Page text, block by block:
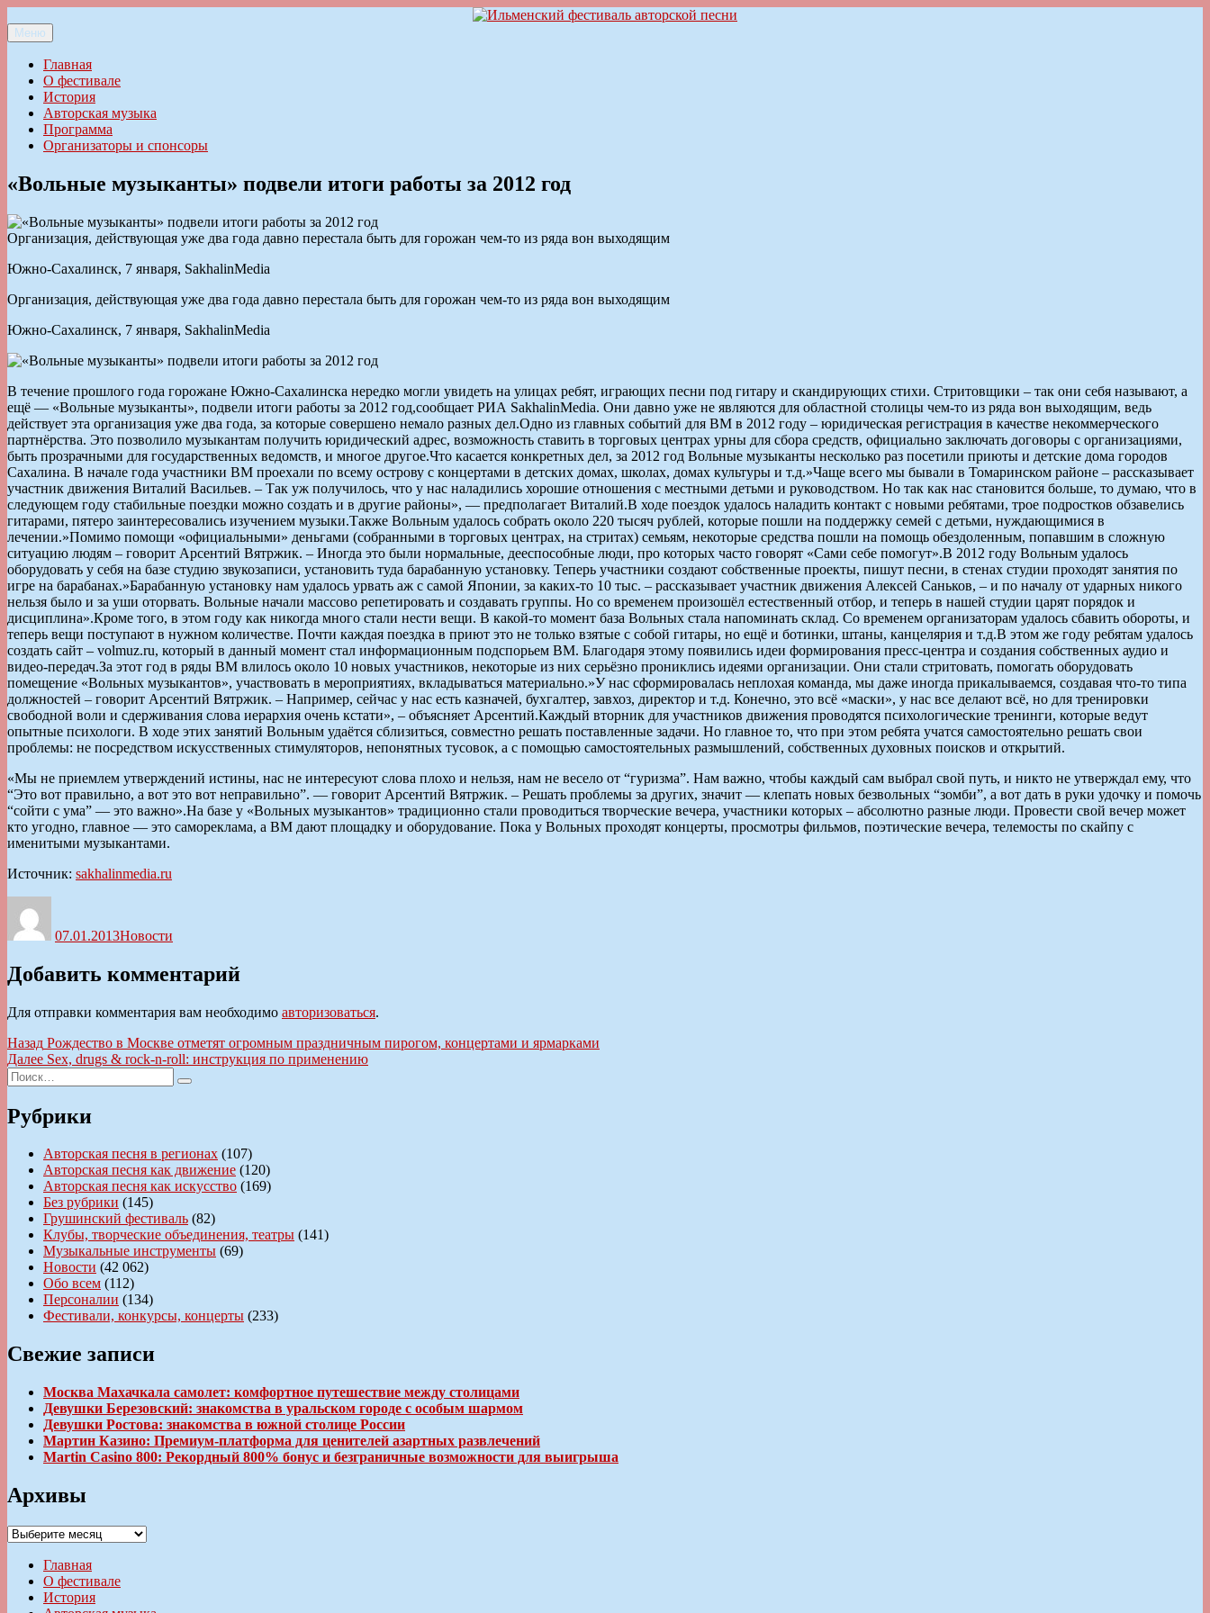
к
содержимому
Ильменский фестиваль авторской песни
Меню
Главная
О фестивале
История
Авторская музыка
Программа
Организаторы и спонсоры
«Вольные музыканты» подвели итоги работы за 2012 год
Организация, действующая уже два года давно перестала быть для горожан чем-то из ряда вон выходящим
Южно-Сахалинск, 7 января, SakhalinMedia
Организация, действующая уже два года давно перестала быть для горожан чем-то из ряда вон выходящим
Южно-Сахалинск, 7 января, SakhalinMedia
В течение прошлого года горожане Южно-Сахалинска нередко могли увидеть на улицах ребят, играющих песни под гитару и скандирующих стихи. Стритовщики – так они себя называют, а
ещё — «Вольные музыканты», подвели итоги работы за 2012 год,сообщает РИА SakhalinMedia. Они давно уже не являются для областной столицы чем-то из ряда вон выходящим, ведь
действует эта организация уже два года, за которые совершено немало разных дел.Одно из главных событий для ВМ в 2012 году – юридическая регистрация в качестве некоммерческого
партнёрства. Это позволило музыкантам получить юридический адрес, возможность ставить в торговых центрах урны для сбора средств, официально заключать договоры с организациями,
быть прозрачными для государственных ведомств, и многое другое.Что касается конкретных дел, за 2012 год Вольные музыканты несколько раз посетили приюты и детские дома городов
Сахалина. В начале года участники ВМ проехали по всему острову с концертами в детских домах, школах, домах культуры и т.д.»Чаще всего мы бывали в Томаринском районе – рассказывает
участник движения Виталий Васильев. – Так уж получилось, что у нас наладились хорошие отношения с местными детьми и руководством. Но так как нас становится больше, то думаю, что в
следующем году стабильные поездки можно создать и в другие районы», — предполагает Виталий.В ходе поездок удалось наладить контакт с новыми ребятами, трое подростков обзавелись
гитарами, пятеро заинтересовались изучением музыки.Также Вольным удалось собрать около 220 тысяч рублей, которые пошли на поддержку семей с детьми, нуждающимися в
лечении.»Помимо помощи «официальными» деньгами (собранными в торговых центрах, на стритах) семьям, некоторые средства пошли на помощь обездоленным, попавшим в сложную
ситуацию людям – говорит Арсентий Вятржик. – Иногда это были нормальные, дееспособные люди, про которых часто говорят «Сами себе помогут».В 2012 году Вольным удалось
оборудовать у себя на базе студию звукозаписи, установить туда барабанную установку. Теперь участники создают собственные проекты, пишут песни, в стенах студии проходят занятия по
игре на барабанах.»Барабанную установку нам удалось урвать аж с самой Японии, за каких-то 10 тыс. – рассказывает участник движения Алексей Саньков, – и по началу от ударных никого
нельзя было и за уши оторвать. Вольные начали массово репетировать и создавать группы. Но со временем произошёл естественный отбор, и теперь в нашей студии царят порядок и
дисциплина».Кроме того, в этом году как никогда много стали нести вещи. В какой-то момент база Вольных стала напоминать склад. Со временем организаторам удалось сбавить обороты, и
теперь вещи поступают в нужном количестве. Почти каждая поездка в приют это не только взятые с собой гитары, но ещё и ботинки, штаны, канцелярия и т.д.В этом же году ребятам удалось
создать сайт – volmuz.ru, который в данный момент стал информационным подспорьем ВМ. Благодаря этому появились идеи формирования пресс-центра и создания собственных аудио и
видео-передач.За этот год в ряды ВМ влилось около 10 новых участников, некоторые из них серьёзно прониклись идеями организации. Они стали стритовать, помогать оборудовать
помещение «Вольных музыкантов», участвовать в мероприятиях, вкладываться материально.»У нас сформировалась неплохая команда, мы даже иногда прикалываемся, создавая что-то типа
должностей – говорит Арсентий Вятржик. – Например, сейчас у нас есть казначей, бухгалтер, завхоз, директор и т.д. Конечно, это всё «маски», у нас все делают всё, но для тренировки
свободной воли и сдерживания слова иерархия очень кстати», – объясняет Арсентий.Каждый вторник для участников движения проводятся психологические тренинги, которые ведут
опытные психологи. В ходе этих занятий Вольным удаётся сблизиться, совместно решать поставленные задачи. Но главное то, что при этом ребята учатся самостоятельно решать свои
проблемы: не посредством искусственных стимуляторов, непонятных тусовок, а с помощью самостоятельных размышлений, собственных духовных поисков и открытий.
«Мы не приемлем утверждений истины, нас не интересуют слова плохо и нельзя, нам не весело от “гуризма”. Нам важно, чтобы каждый сам выбрал свой путь, и никто не утверждал ему, что
“Это вот правильно, а вот это вот неправильно”. — говорит Арсентий Вятржик. – Решать проблемы за других, значит — клепать новых безвольных “зомби”, а вот дать в руки удочку и помочь
“сойти с ума” — это важно».На базе у «Вольных музыкантов» традиционно стали проводиться творческие вечера, участники которых – абсолютно разные люди. Провести свой вечер может
кто угодно, главное — это самореклама, а ВМ дают площадку и оборудование. Пока у Вольных проходят концерты, просмотры фильмов, поэтические вечера, телемосты по скайпу с
именитыми музыкантами.
Источник: sakhalinmedia.ru
07.01.2013Новости
Добавить комментарий
Для отправки комментария вам необходимо авторизоваться.
Навигация
по
записям
Назад Предыдущая
запись:
Рождество в Москве отметят огромным праздничным пирогом, концертами и ярмарками
Далее Следующая
Sex, drugs & rock-n-roll: инструкция по применению
Искать:
Поиск
Рубрики
Авторская песня в регионах (107)
Авторская песня как движение (120)
Авторская песня как искусство (169)
Без рубрики (145)
Грушинский фестиваль (82)
Клубы, творческие объединения, театры (141)
Музыкальные инструменты (69)
Новости (42 062)
Обо всем (112)
Персоналии (134)
Фестивали, конкурсы, концерты (233)
Свежие записи
Москва Махачкала самолет: комфортное путешествие между столицами
Девушки Березовский: знакомства в уральском городе с особым шармом
Девушки Ростова: знакомства в южной столице России
Мартин Казино: Премиум-платформа для ценителей азартных развлечений
Martin Casino 800: Рекордный 800% бонус и безграничные возможности для выигрыша
Архивы
Архивы
Главная
О фестивале
История